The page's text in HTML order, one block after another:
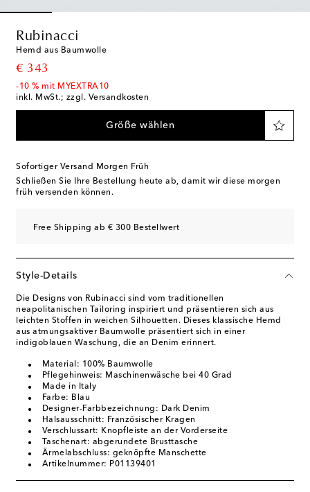
Rubinacci
Hemd aus Baumwolle
€ 343
original price
-10 % mit MYEXTRA10
inkl. MwSt.; zzgl. Versandkosten
Größe wählen
Sofortiger Versand Morgen Früh
Schließen Sie Ihre Bestellung heute ab, damit wir diese morgen
früh versenden können.
Free Shipping ab € 300 Bestellwert
Style-Details
Die Designs von Rubinacci sind vom traditionellen
neapolitanischen Tailoring inspiriert und präsentieren sich aus
leichten Stoffen in weichen Silhouetten. Dieses klassische Hemd
aus atmungsaktiver Baumwolle präsentiert sich in einer
indigoblauen Waschung, die an Denim erinnert.
Material: 100% Baumwolle
Pflegehinweis: Maschinenwäsche bei 40 Grad
Made in Italy
Farbe: Blau
Designer-Farbbezeichnung: Dark Denim
Halsausschnitt: Französischer Kragen
Verschlussart: Knopfleiste an der Vorderseite
Taschenart: abgerundete Brusttasche
Ärmelabschluss: geknöpfte Manschette
Artikelnummer: P01139401